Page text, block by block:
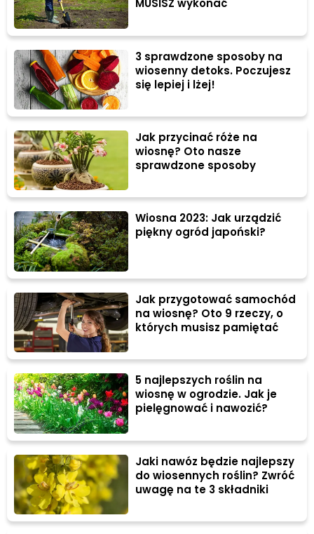
MUSISZ wykonać
3 sprawdzone sposoby na
wiosenny detoks. Poczujesz
się lepiej i lżej!
Jak przycinać róże na
wiosnę? Oto nasze
sprawdzone sposoby
Wiosna 2023: Jak urządzić
piękny ogród japoński?
Jak przygotować samochód
na wiosnę? Oto 9 rzeczy, o
których musisz pamiętać
5 najlepszych roślin na
wiosnę w ogrodzie. Jak je
pielęgnować i nawozić?
Jaki nawóz będzie najlepszy
do wiosennych roślin? Zwróć
uwagę na te 3 składniki